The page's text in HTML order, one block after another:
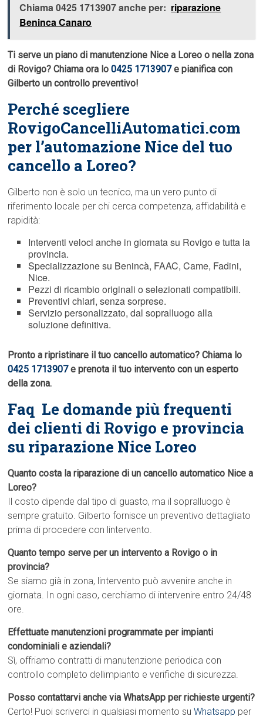
Chiama 0425 1713907 anche per: riparazione
Beninca Canaro
Ti serve un piano di manutenzione Nice a Loreo o nella zona
di Rovigo? Chiama ora lo0425 1713907e pianifica con
Gilberto un controllo preventivo!
Perché scegliere
RovigoCancelliAutomatici.com
per l’automazione Nice del tuo
cancello a Loreo?
Gilberto non è solo un tecnico, ma un vero punto di
riferimento locale per chi cerca competenza, affidabilità e
rapidità:
Interventi veloci anche in giornata su Rovigo e tutta la
provincia.
Specializzazione su Benincà, FAAC, Came, Fadini,
Nice.
Pezzi di ricambio originali o selezionati compatibili.
Preventivi chiari, senza sorprese.
Servizio personalizzato, dal sopralluogo alla
soluzione definitiva.
Pronto a ripristinare il tuo cancello automatico? Chiama lo
0425 1713907e prenota il tuo intervento con un esperto
della zona.
Faq  Le domande più frequenti
dei clienti di Rovigo e provincia
su riparazione Nice Loreo
Quanto costa la riparazione di un cancello automatico Nice a
Loreo?
Il costo dipende dal tipo di guasto, ma il sopralluogo è
sempre gratuito. Gilberto fornisce un preventivo dettagliato
prima di procedere con lintervento.
Quanto tempo serve per un intervento a Rovigo o in
provincia?
Se siamo già in zona, lintervento può avvenire anche in
giornata. In ogni caso, cerchiamo di intervenire entro 24/48
ore.
Effettuate manutenzioni programmate per impianti
condominiali e aziendali?
Sì, offriamo contratti di manutenzione periodica con
controllo completo dellimpianto e verifiche di sicurezza.
Posso contattarvi anche via WhatsApp per richieste urgenti?
Certo! Puoi scriverci in qualsiasi momento suWhatsapp per